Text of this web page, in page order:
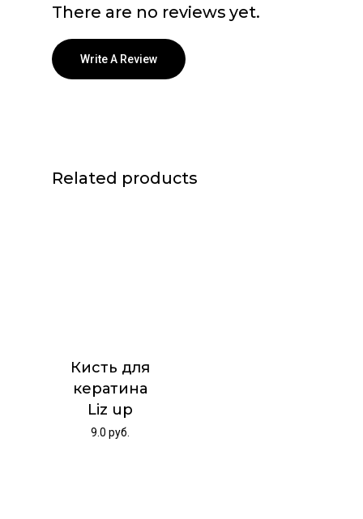
There are no reviews yet.
Write A Review
Related products
Кисть для
кератина
Liz up
9.0 руб.